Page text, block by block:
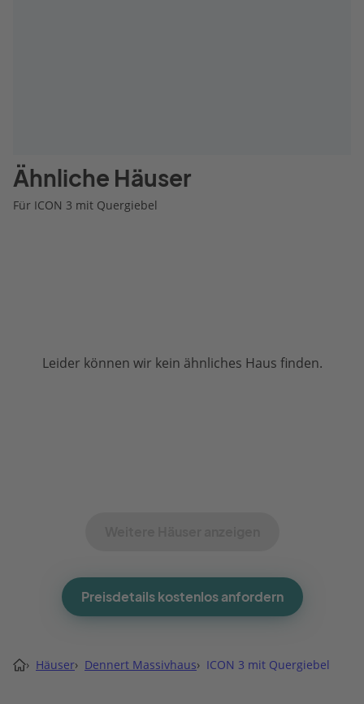
Ähnliche Häuser
Für ICON 3 mit Quergiebel
Leider können wir kein ähnliches Haus finden.
Preisdetails kostenlos anfordern
› Häuser› Dennert Massivhaus› ICON 3 mit Quergiebel